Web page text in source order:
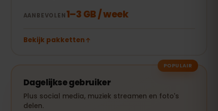
AANBEVOLEN1–3 GB / week
Bekijk pakketten
POPULAIR
Dagelijkse gebruiker
Plus social media, muziek streamen en foto's
delen.